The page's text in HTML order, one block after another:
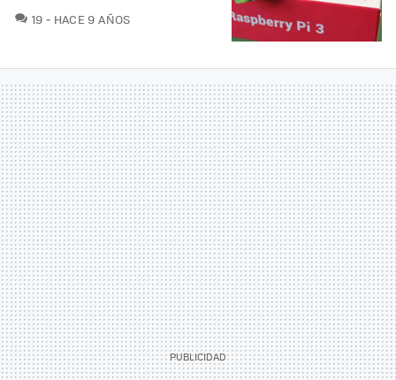
19 COMENTARIOS
HACE 9 AÑOS